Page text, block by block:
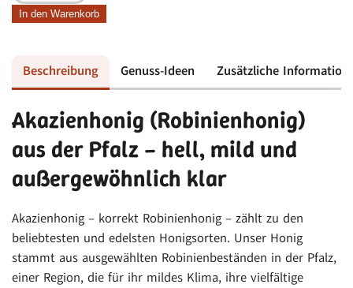
Menge
In den Warenkorb
Beschreibung Genuss-Ideen Zusätzliche
Akazienhonig (Robinienhonig)
aus der Pfalz – hell, mild und
außergewöhnlich klar
Akazienhonig – korrekt Robinienhonig – zählt zu den
beliebtesten und edelsten Honigsorten. Unser Honig
stammt aus ausgewählten Robinienbeständen in der Pfalz,
einer Region, die für ihr mildes Klima, ihre vielfältige